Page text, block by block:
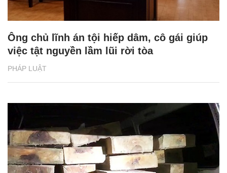
PHÁP LUẬT
Ông chủ lĩnh án tội hiếp dâm, cô gái giúp
việc tật nguyền lầm lũi rời tòa